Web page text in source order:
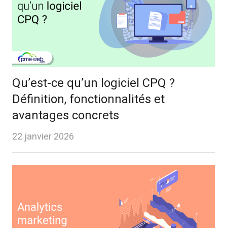
Qu’est-ce qu’un logiciel CPQ ?
Définition, fonctionnalités et
avantages concrets
22 janvier 2026